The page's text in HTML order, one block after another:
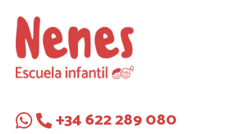
+34 622 289 080